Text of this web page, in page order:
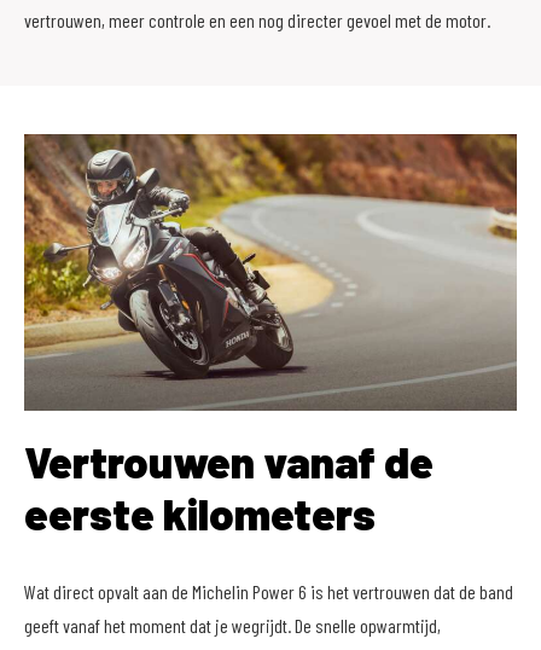
vertrouwen, meer controle en een nog directer gevoel met de motor.
Vertrouwen vanaf de
eerste kilometers
Wat direct opvalt aan de Michelin Power 6 is het vertrouwen dat de band
geeft vanaf het moment dat je wegrijdt. De snelle opwarmtijd,